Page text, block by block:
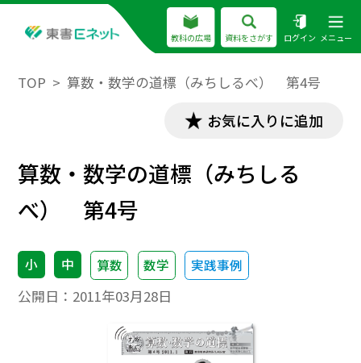
教科の広場 資料をさがす ログイン メニュー
TOP 算数・数学の道標（みちしるべ） 第4号
お気に入りに追加
算数・数学の道標（みちしる
べ） 第4号
小 中 算数 数学 実践事例
公開日： 2011年03月28日